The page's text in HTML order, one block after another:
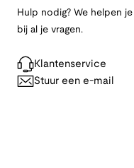
Hulp nodig? We helpen
bij al je vragen.
Klantenservice
Stuur een e-mail